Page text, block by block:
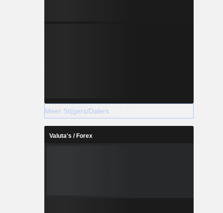
Meer Stijgers/Dalers
Valuta's / Forex